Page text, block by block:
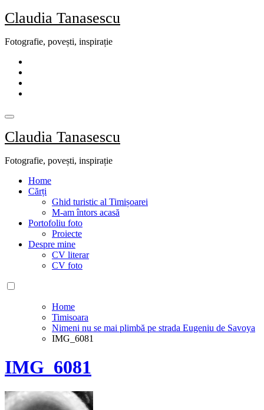
Skip
to
Claudia Tanasescu
Fotografie, povești, inspirație
Claudia Tanasescu
Fotografie, povești, inspirație
Home
Cărți
Ghid turistic al Timișoarei
M-am întors acasă
Portofoliu foto
Proiecte
Despre mine
CV literar
CV foto
Home
Timisoara
Nimeni nu se mai plimbă pe strada Eugeniu de Savoya
IMG_6081
IMG_6081